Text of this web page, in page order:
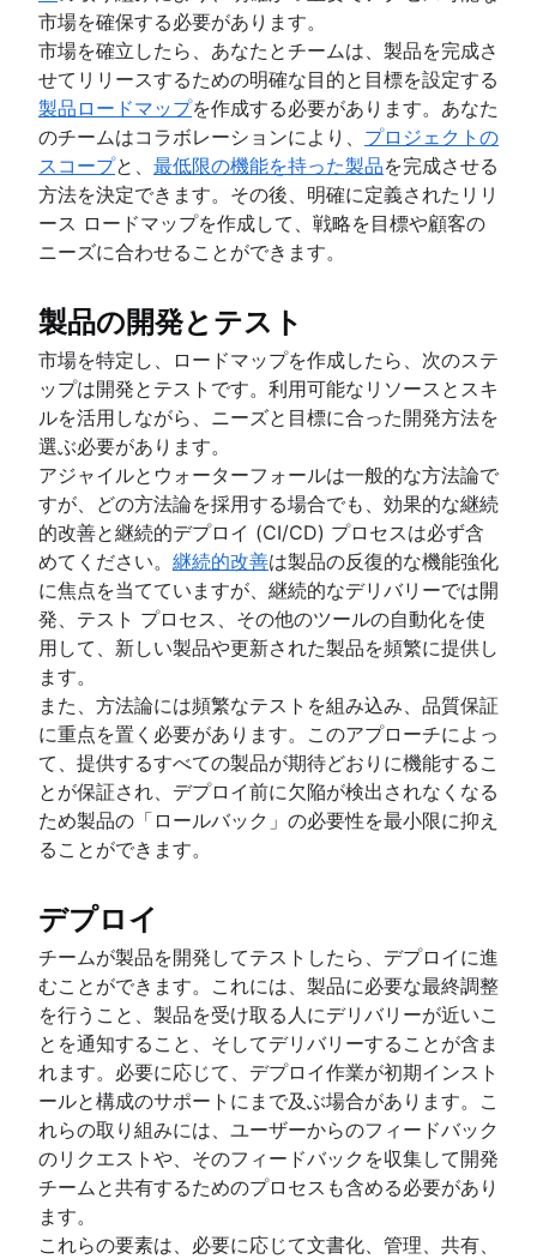
市場を確保する必要があります。
市場を確立したら、あなたとチームは、製品を完成さ
せてリリースするための明確な目的と目標を設定する
製品ロードマップを作成する必要があります。あなた
のチームはコラボレーションにより、 プロジェクトの
スコープと、 最低限の機能を持った製品を完成させる
方法を決定できます。その後、明確に定義されたリリ
ース ロードマップを作成して、戦略を目標や顧客の
ニーズに合わせることができます。
製品の開発とテスト
市場を特定し、ロードマップを作成したら、次のステ
ップは開発とテストです。利用可能なリソースとスキ
ルを活用しながら、ニーズと目標に合った開発方法を
選ぶ必要があります。
アジャイルとウォーターフォールは一般的な方法論で
すが、どの方法論を採用する場合でも、効果的な継続
的改善と継続的デプロイ (CI/CD) プロセスは必ず含
めてください。 継続的改善は製品の反復的な機能強化
に焦点を当てていますが、継続的なデリバリーでは開
発、テスト プロセス、その他のツールの自動化を使
用して、新しい製品や更新された製品を頻繁に提供し
ます。
また、方法論には頻繁なテストを組み込み、品質保証
に重点を置く必要があります。このアプローチによっ
て、提供するすべての製品が期待どおりに機能するこ
とが保証され、デプロイ前に欠陥が検出されなくなる
ため製品の「ロールバック」の必要性を最小限に抑え
ることができます。
デプロイ
チームが製品を開発してテストしたら、デプロイに進
むことができます。これには、製品に必要な最終調整
を行うこと、製品を受け取る人にデリバリーが近いこ
とを通知すること、そしてデリバリーすることが含ま
れます。必要に応じて、デプロイ作業が初期インスト
ールと構成のサポートにまで及ぶ場合があります。こ
れらの取り組みには、ユーザーからのフィードバック
のリクエストや、そのフィードバックを収集して開発
チームと共有するためのプロセスも含める必要があり
ます。
これらの要素は、必要に応じて文書化、管理、共有、